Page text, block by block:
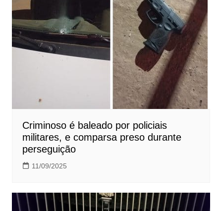
Criminoso é baleado por policiais
militares, e comparsa preso durante
perseguição
11/09/2025